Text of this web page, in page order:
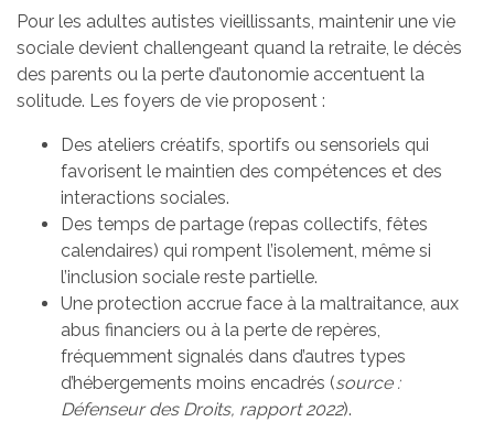
Pour les adultes autistes vieillissants, maintenir une vie
sociale devient challengeant quand la retraite, le décès
des parents ou la perte d’autonomie accentuent la
solitude. Les foyers de vie proposent :
Des ateliers créatifs, sportifs ou sensoriels qui
favorisent le maintien des compétences et des
interactions sociales.
Des temps de partage (repas collectifs, fêtes
calendaires) qui rompent l’isolement, même si
l’inclusion sociale reste partielle.
Une protection accrue face à la maltraitance, aux
abus financiers ou à la perte de repères,
fréquemment signalés dans d’autres types
d’hébergements moins encadrés (source :
Défenseur des Droits, rapport 2022).